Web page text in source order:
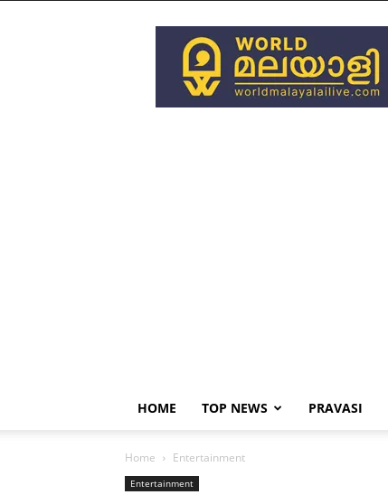
World
Malayali
Live
HOME TOP NEWS PRAVASI
Home Entertainment
Entertainment